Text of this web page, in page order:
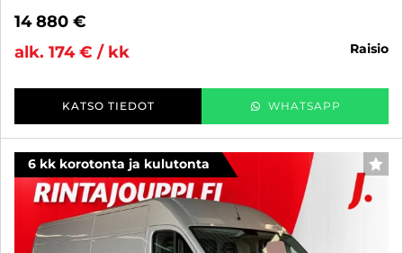
14 880 €
alk. 174 € / kk
raisio
KATSO TIEDOT WHATSAPP
6 kk korotonta ja kulutonta